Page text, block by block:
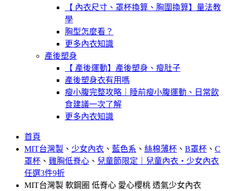
【 內衣尺寸、罩杯換算、胸圍換算】量法教
學
胸型怎麼看？
更多內衣知識
產後塑身
【 產後運動】產後塑身、瘦肚子
產後塑身衣有用嗎
瘦小腹完整攻略｜睡前瘦小腹運動、日常飲
食建議一次了解
更多內衣知識
首頁
MIT台灣製 、 少女內衣 、 藍色系 、 絲棉薄杯 、 B罩杯 、 C
罩杯 、 雞胸低脊心 、 兒童節限定｜兒童內衣・少女內衣
任選3件9折
MIT台灣製 軟鋼圈 低脊心 愛心櫻桃 透氣少女內衣